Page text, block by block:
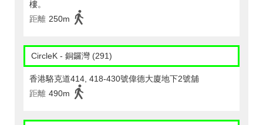
樓。
距離 250m
CircleK - 銅鑼灣 (291)
香港駱克道414, 418-430號偉德大廈地下2號舖
距離 490m